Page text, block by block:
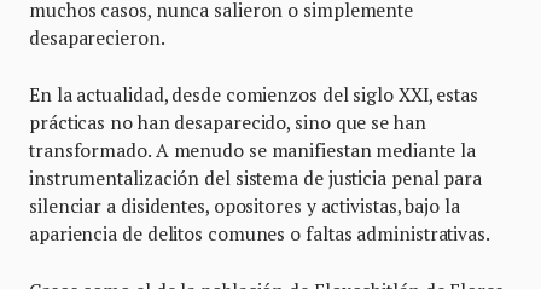
muchos casos, nunca salieron o simplemente
desaparecieron.
En la actualidad, desde comienzos del siglo XXI, estas
prácticas no han desaparecido, sino que se han
transformado. A menudo se manifiestan mediante la
instrumentalización del sistema de justicia penal para
silenciar a disidentes, opositores y activistas, bajo la
apariencia de delitos comunes o faltas administrativas.